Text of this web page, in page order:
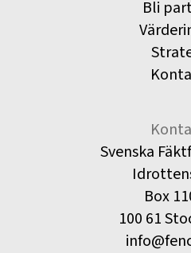
Bli
Svenska
Box
100 61